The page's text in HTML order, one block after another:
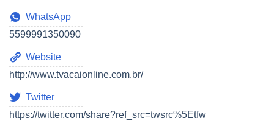
WhatsApp
5599991350090
Website
http://www.tvacaionline.com.br/
Twitter
https://twitter.com/share?ref_src=twsrc%5Etfw